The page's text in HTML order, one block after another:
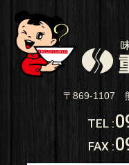
〒869-1107
TEL :
FAX :